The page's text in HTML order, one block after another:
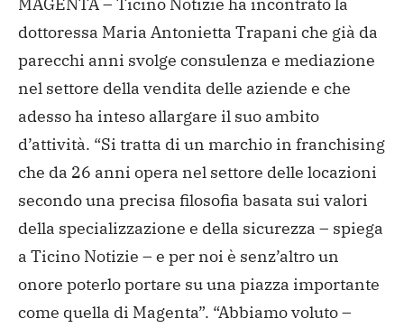
dottoressa Maria Antonietta Trapani che già da
parecchi anni svolge consulenza e mediazione
nel settore della vendita delle aziende e che
adesso ha inteso allargare il suo ambito
d’attività. “Si tratta di un marchio in franchising
che da 26 anni opera nel settore delle locazioni
secondo una precisa filosofia basata sui valori
della specializzazione e della sicurezza – spiega
a Ticino Notizie – e per noi è senz’altro un
onore poterlo portare su una piazza importante
come quella di Magenta”. “Abbiamo voluto –